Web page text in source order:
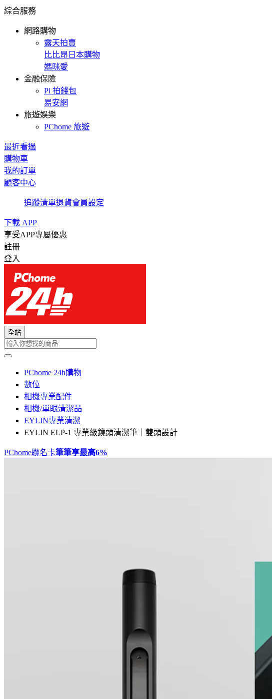
綜合服務
網路購物
露天拍賣
比比昂日本購物
媽咪愛
金融保險
Pi 拍錢包
易安網
旅遊娛樂
PChome 旅遊
最近看過
購物車
我的訂單
顧客中心
追蹤清單退貨會員設定
下載 APP
享受APP專屬優惠
註冊
登入
全站
PChome 24h購物
數位
相機專業配件
相機/單眼清潔品
EYLIN專業清潔
EYLIN ELP-1 專業級鏡頭清潔筆｜雙頭設計
PChome聯名卡筆筆享最高6%